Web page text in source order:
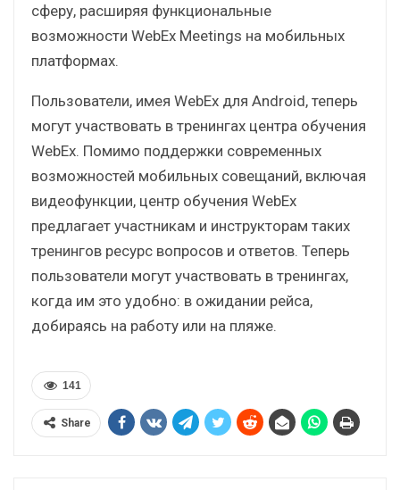
сферу, расширяя функциональные
возможности WebEx Meetings на мобильных
платформах.
Пользователи, имея WebEx для Android, теперь
могут участвовать в тренингах центра обучения
WebEx. Помимо поддержки современных
возможностей мобильных совещаний, включая
видеофункции, центр обучения WebEx
предлагает участникам и инструкторам таких
тренингов ресурс вопросов и ответов. Теперь
пользователи могут участвовать в тренингах,
когда им это удобно: в ожидании рейса,
добираясь на работу или на пляже.
141
Share